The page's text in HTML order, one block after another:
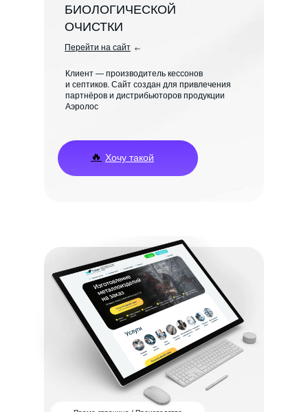
БИОЛОГИЧЕСКОЙ
ОЧИСТКИ
Клиент — производитель кессонов
и септиков. Сайт создан для привлечения
партнёров и дистрибьюторов продукции
Аэролос
🔥 Хочу такой
Перейти на сайт